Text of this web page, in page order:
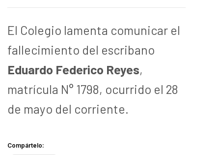
El Colegio lamenta comunicar el
fallecimiento del escribano
Eduardo Federico Reyes,
matrícula N° 1798, ocurrido el 28
de mayo del corriente.
Compártelo: